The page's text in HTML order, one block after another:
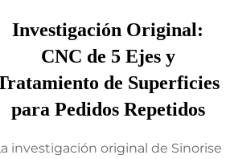
Investigación Original:
CNC de 5 Ejes y
de Superficies
para Pedidos Repetidos
investigación original de Sinorise